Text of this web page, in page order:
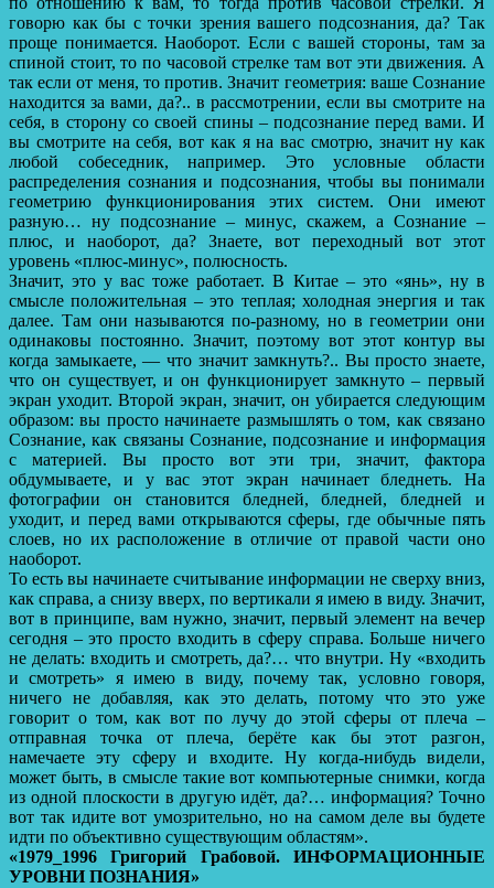
говорю как бы с точки зрения вашего подсознания, да? Так
проще понимается. Наоборот. Если с вашей стороны, там за
спиной стоит, то по часовой стрелке там вот эти движения. А
так если от меня, то против. Значит геометрия: ваше Сознание
находится за вами, да?.. в рассмотрении, если вы смотрите на
себя, в сторону со своей спины – подсознание перед вами. И
вы смотрите на себя, вот как я на вас смотрю, значит ну как
любой собеседник, например. Это условные области
распределения сознания и подсознания, чтобы вы понимали
геометрию функционирования этих систем. Они имеют
разную… ну подсознание – минус, скажем, а Сознание –
плюс, и наоборот, да? Знаете, вот переходный вот этот
уровень «плюс-минус», полюсность.
Значит, это у вас тоже работает. В Китае – это «янь», ну в
смысле положительная – это теплая; холодная энергия и так
далее. Там они называются по-разному, но в геометрии они
одинаковы постоянно. Значит, поэтому вот этот контур вы
когда замыкаете, — что значит замкнуть?.. Вы просто знаете,
что он существует, и он функционирует замкнуто – первый
экран уходит. Второй экран, значит, он убирается следующим
образом: вы просто начинаете размышлять о том, как связано
Сознание, как связаны Сознание, подсознание и информация
с материей. Вы просто вот эти три, значит, фактора
обдумываете, и у вас этот экран начинает бледнеть. На
фотографии он становится бледней, бледней, бледней и
уходит, и перед вами открываются сферы, где обычные пять
слоев, но их расположение в отличие от правой части оно
наоборот.
То есть вы начинаете считывание информации не сверху вниз,
как справа, а снизу вверх, по вертикали я имею в виду. Значит,
вот в принципе, вам нужно, значит, первый элемент на вечер
сегодня – это просто входить в сферу справа. Больше ничего
не делать: входить и смотреть, да?… что внутри. Ну «входить
и смотреть» я имею в виду, почему так, условно говоря,
ничего не добавляя, как это делать, потому что это уже
говорит о том, как вот по лучу до этой сферы от плеча –
отправная точка от плеча, берёте как бы этот разгон,
намечаете эту сферу и входите. Ну когда-нибудь видели,
может быть, в смысле такие вот компьютерные снимки, когда
из одной плоскости в другую идёт, да?… информация? Точно
вот так идите вот умозрительно, но на самом деле вы будете
идти по объективно существующим областям».
«1979_1996 Григорий Грабовой. ИНФОРМАЦИОННЫЕ
УРОВНИ ПОЗНАНИЯ»